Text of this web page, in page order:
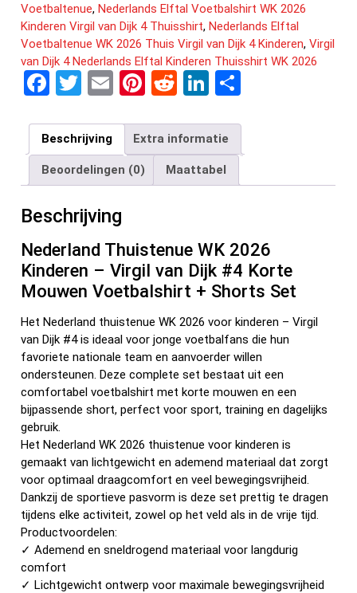
Voetbaltenue,Nederlands Elftal Voetbalshirt WK 2026
Kinderen Virgil van Dijk 4 Thuisshirt,Nederlands Elftal
Voetbaltenue WK 2026 Thuis Virgil van Dijk 4 Kinderen,Virgil
van Dijk 4 Nederlands Elftal Kinderen Thuisshirt WK 2026
F
ce
b
o
o
k
T
tt
er
E
ail
Pi
er
es
t
R
d
di
t
Li
ke
dI
n
e
n
Beschrijving Extra informatie
Beoordelingen (0) Maattabel
Beschrijving
Nederland Thuistenue WK 2026
Kinderen – Virgil van Dijk #4 Korte
Mouwen Voetbalshirt + Shorts Set
Het Nederland thuistenue WK 2026 voor kinderen – Virgil
van Dijk #4 is ideaal voor jonge voetbalfans die hun
favoriete nationale team en aanvoerder willen
ondersteunen. Deze complete set bestaat uit een
comfortabel voetbalshirt met korte mouwen en een
bijpassende short, perfect voor sport, training en dagelijks
gebruik.
Het Nederland WK 2026 thuistenue voor kinderen is
gemaakt van lichtgewicht en ademend materiaal dat zorgt
voor optimaal draagcomfort en veel bewegingsvrijheid.
Dankzij de sportieve pasvorm is deze set prettig te dragen
tijdens elke activiteit, zowel op het veld als in de vrije tijd.
Productvoordelen:
✓ Ademend en sneldrogend materiaal voor langdurig
comfort
✓ Lichtgewicht ontwerp voor maximale bewegingsvrijheid